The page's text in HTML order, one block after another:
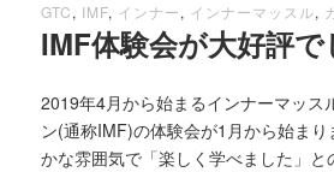
GTC, IMF, インナー, インナーマッスル,
IMF体験会が大好評で
2019年4月から始まるインナーマッス
ン(通称IMF)の体験会が1月から始ま
かな雰囲気で「楽しく学べました」